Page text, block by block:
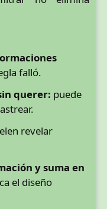
falló.
querer: puede
revelar
y suma en
el diseño